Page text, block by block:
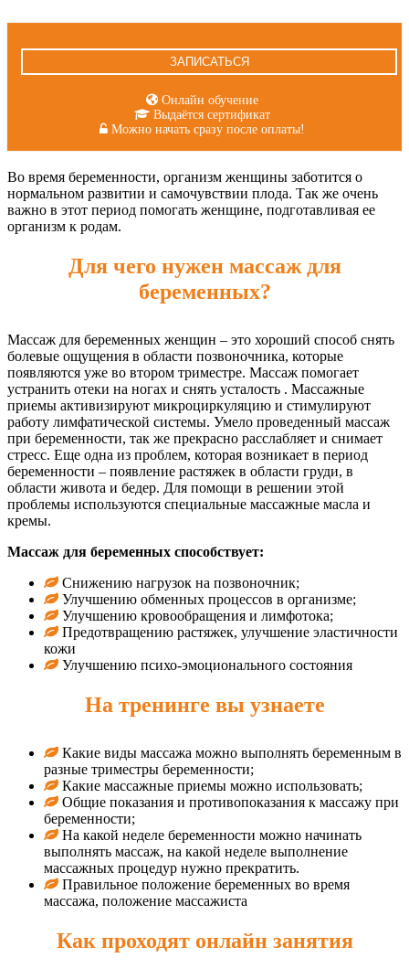
ЗАПИСАТЬСЯ
Онлайн обучение
Выдаётся сертификат
Можно начать сразу после оплаты!
Во время беременности, организм женщины заботится о
нормальном развитии и самочувствии плода. Так же очень
важно в этот период помогать женщине, подготавливая ее
организм к родам.
Для чего нужен массаж для
беременных?
Массаж для беременных женщин – это хороший способ снять
болевые ощущения в области позвоночника, которые
появляются уже во втором триместре. Массаж помогает
устранить отеки на ногах и снять усталость . Массажные
приемы активизируют микроциркуляцию и стимулируют
работу лимфатической системы. Умело проведенный массаж
при беременности, так же прекрасно расслабляет и снимает
стресс. Еще одна из проблем, которая возникает в период
беременности – появление растяжек в области груди, в
области живота и бедер. Для помощи в решении этой
проблемы используются специальные массажные масла и
кремы.
Массаж для беременных способствует:
Снижению нагрузок на позвоночник;
Улучшению обменных процессов в организме;
Улучшению кровообращения и лимфотока;
Предотвращению растяжек, улучшение эластичности
кожи
Улучшению психо-эмоционального состояния
На тренинге вы узнаете
Какие виды массажа можно выполнять беременным в
разные триместры беременности;
Какие массажные приемы можно использовать;
Общие показания и противопоказания к массажу при
беременности;
На какой неделе беременности можно начинать
выполнять массаж, на какой неделе выполнение
массажных процедур нужно прекратить.
Правильное положение беременных во время
массажа, положение массажиста
Как проходят онлайн занятия